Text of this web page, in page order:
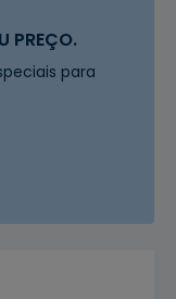
PREÇO.
para